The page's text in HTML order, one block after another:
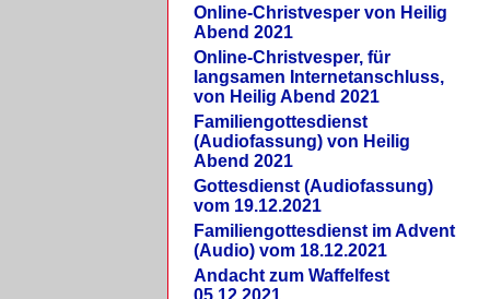
Online-Christvesper von Heilig
Abend 2021
Online-Christvesper, für
langsamen Internetanschluss,
von Heilig Abend 2021
Familiengottesdienst
(Audiofassung) von Heilig
Abend 2021
Gottesdienst (Audiofassung)
vom 19.12.2021
Familiengottesdienst im Advent
(Audio) vom 18.12.2021
Andacht zum Waffelfest